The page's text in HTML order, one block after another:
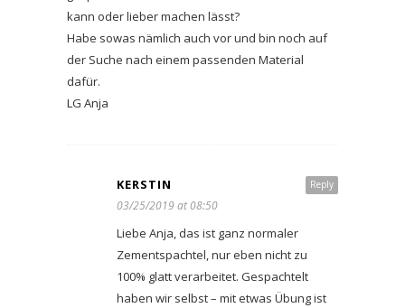
kann oder lieber machen lässt?
Habe sowas nämlich auch vor und bin noch auf
der Suche nach einem passenden Material
dafür.
LG Anja
Reply
KERSTIN
03/25/2019 at 08:50
Liebe Anja, das ist ganz normaler
Zementspachtel, nur eben nicht zu
100% glatt verarbeitet. Gespachtelt
haben wir selbst – mit etwas Übung ist